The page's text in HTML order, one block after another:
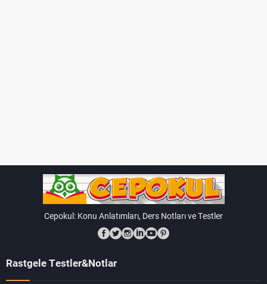
Ayrıca, hücre teorisi ve hücresel organizasyon düzeyleri
(hücre, doku, organ, sistem, organizma) üzerinde durulur.
Hücre, tüm canlıların en küçük yapı birimidir.
Prokaryot hücreler çekirdek içermezken, ökaryot
Cepokul: Konu Anlatımları, Ders Notları ve Testler
Rastgele Testler&Notlar